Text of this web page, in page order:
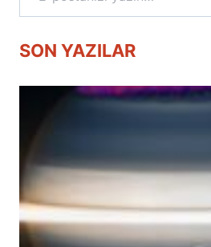
SON YAZILAR